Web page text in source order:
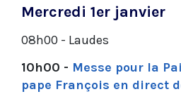
Mercredi 1er janvier
08h00 - Laudes
10h00 - Messe pour la
pape François en direct